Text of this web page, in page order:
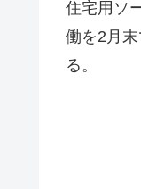
住宅用ソ
働を2月
る。